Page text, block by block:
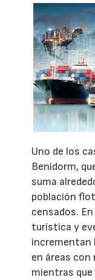
Uno de los
Benidorm,
suma
población
censados.
turística y
incrementan
en áreas
mientras que